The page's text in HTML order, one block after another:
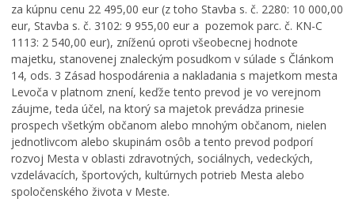
za kúpnu cenu 22 495,00 eur (z toho Stavba s. č. 2280: 10 000,00
eur, Stavba s. č. 3102: 9 955,00 eur a pozemok parc. č. KN-C
1113: 2 540,00 eur), zníženú oproti všeobecnej hodnote
majetku, stanovenej znaleckým posudkom v súlade s Článkom
14, ods. 3 Zásad hospodárenia a nakladania s majetkom mesta
Levoča v platnom znení, keďže tento prevod je vo verejnom
záujme, teda účel, na ktorý sa majetok prevádza prinesie
prospech všetkým občanom alebo mnohým občanom, nielen
jednotlivcom alebo skupinám osôb a tento prevod podporí
rozvoj Mesta v oblasti zdravotných, sociálnych, vedeckých,
vzdelávacích, športových, kultúrnych potrieb Mesta alebo
spoločenského života v Meste.